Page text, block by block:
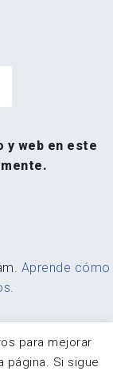
y web en este
Aprende cómo
para mejorar
página. Si sigue